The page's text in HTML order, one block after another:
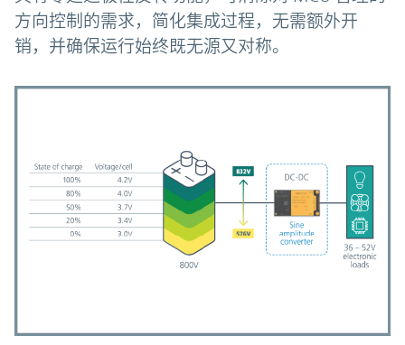
方向控制的需求，简化集成过程，无需额外开
销，并确保运行始终既无源又对称。